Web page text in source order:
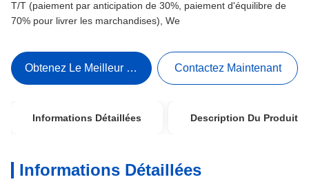
T/T (paiement par anticipation de 30%, paiement d'équilibre de
70% pour livrer les marchandises), We
Obtenez Le Meilleur Prix Contactez Maintenant
Informations Détaillées Description Du Produit
Informations Détaillées